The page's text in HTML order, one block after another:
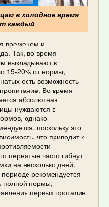
в холодное время
каждый
временем и
Так, во время
выкладывают в
15-20% от нормы,
есть возможность
Во время
абсолютная
нуждаются в
однако
поскольку это
что приводит к
пернатые часто гибнут
на несколько дней.
рекомендуется
полной нормы,
первых проталин